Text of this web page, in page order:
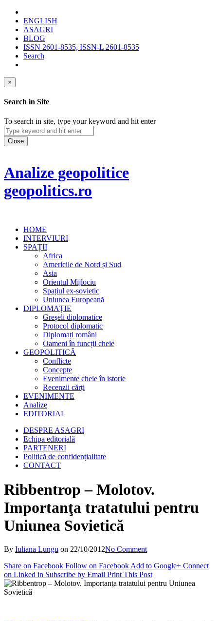
ENGLISH
ASAGRI
BLOG
ISSN 2601-8535, ISSN-L 2601-8535
Search
×
Search in Site
To search in site, type your keyword and hit enter
Close
Analize geopolitice
geopolitics.ro
HOME
INTERVIURI
SPAȚII
Africa
Americile de Nord și Sud
Asia
Orientul Mijlociu
Spațiul ex-sovietic
Uniunea Europeană
DIPLOMAȚIE
Greșeli diplomatice
Protocol diplomatic
Diplomați români
Oameni în funcții cheie
GEOPOLITICĂ
Conflicte
Concepte
Evenimente cheie în istorie
Recenzii cărți
EVENIMENTE
Analize
EDITORIAL
DESPRE ASAGRI
Echipa editorială
PARTENERI
Politică de confidențialitate
CONTACT
Ribbentrop – Molotov.
Importanţa tratatului pentru
Uniunea Sovietică
By Iuliana Lungu on 22/10/2012No Comment
Share on Facebook Follow on Facebook Add to Google+ Connect
on Linked in Subscribe by Email Print This Post